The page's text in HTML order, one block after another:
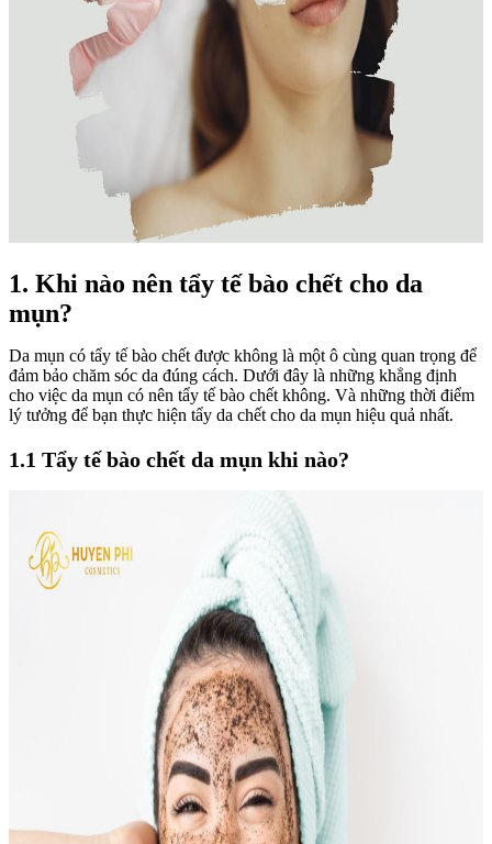
1. Khi nào nên tẩy tế bào chết cho da
mụn?
Da mụn có tẩy tế bào chết được không là một ô cùng quan trọng để
đảm bảo chăm sóc da đúng cách. Dưới đây là những khẳng định
cho việc da mụn có nên tẩy tế bào chết không. Và những thời điểm
lý tưởng để bạn thực hiện tẩy da chết cho da mụn hiệu quả nhất.
1.1 Tẩy tế bào chết da mụn khi nào?